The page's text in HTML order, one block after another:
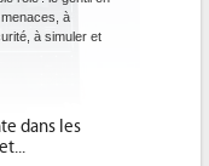
Des datacenters plus durables et
ce que recherchent les pouvoirs
1
Qu'est-ce que la DEE